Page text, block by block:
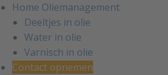
Home Oliemanagement
Deeltjes in olie
Water in olie
Varnisch in olie
Contact opnemen